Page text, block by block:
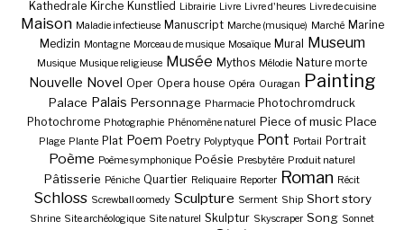
Kathedrale Kirche Kunstlied Librairie Livre Livre d'heures Livre de cuisine
Maison Maladie infectieuse Manuscript Marche (musique) Marché Marine
Medizin Montagne Morceau de musique Mosaïque Mural Museum
Musique Musique religieuse Musée Mythos Mélodie Nature morte
Nouvelle Novel Oper Opera house Opéra Ouragan Painting
Palace Palais Personnage Pharmacie Photochromdruck
Photochrome Photographie Phénomène naturel Piece of music Place
Plage Plante Plat Poem Poetry Polyptyque Pont Portail Portrait
Poème Poème symphonique Poésie Presbytère Produit naturel
Pâtisserie Péniche Quartier Reliquaire Reporter Roman Récit
Schloss Screwball oomedy Sculpture Serment Ship Short story
Shrine Site archéologique Site naturel Skulptur Skyscraper Song Sonnet